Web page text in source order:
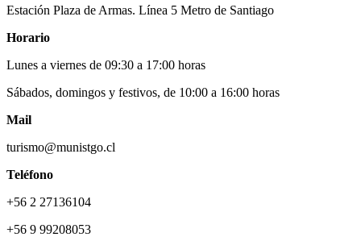
Estación Plaza de Armas. Línea 5 Metro de Santiago
Horario
Lunes a viernes de 09:30 a 17:00 horas
Sábados, domingos y festivos, de 10:00 a 16:00 horas
Mail
turismo@munistgo.cl
Teléfono
+56 2 27136104
+56 9 99208053